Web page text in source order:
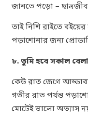
জানতে পড়ো –
তাই নিশি রাইতে
পড়াশোনার জন্য
৮. তুমি হবে সকাল
কেউ রাত জেগে
গভীর রাত পর্যন্ত
মোটেই ভালো অভ্যাস